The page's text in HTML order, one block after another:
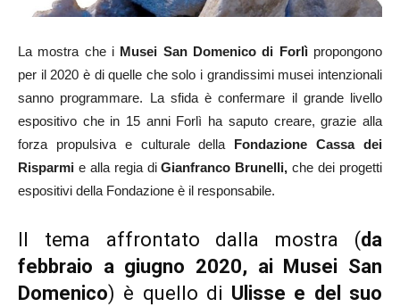
La mostra che i Musei San Domenico di Forlìpropongono
per il 2020 è di quelle che solo i grandissimi musei intenzionali
sanno programmare. La sfida è confermare il grande livello
espositivo che in 15 anni Forlì ha saputo creare, grazie alla
forza propulsiva e culturale della Fondazione Cassa dei
Risparmi e alla regia diGianfranco Brunelli, che dei progetti
espositivi della Fondazione è il responsabile.
Il tema affrontato dalla mostra (da
febbraio a giugno 2020, ai Musei San
Domenico) è quello di Ulisse e del suo